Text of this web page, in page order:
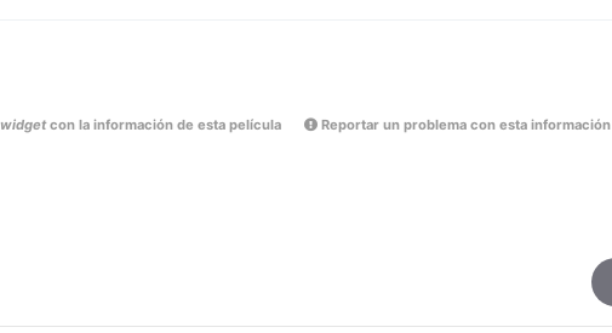
widgetcon la información de esta película Reportar un problema con esta información